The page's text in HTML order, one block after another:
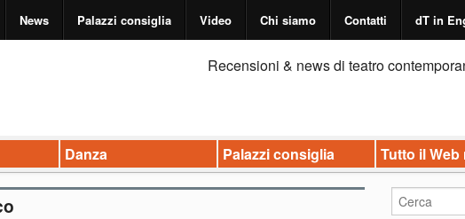
News Palazzi consiglia Video Chi siamo Contatti dT in
Recensioni & news di teatro
Danza Palazzi consiglia Tutto il Web